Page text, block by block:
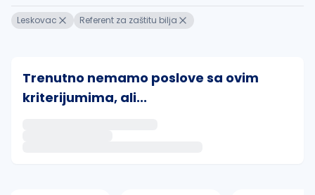
Leskovac Referent za zaštitu bilja
Trenutno nemamo poslove sa ovim
kriterijumima, ali...